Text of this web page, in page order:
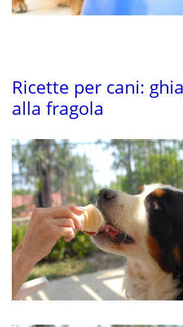
Ricette per cani:
alla fragola